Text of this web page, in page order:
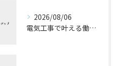
2026/08/06
電気工事で叶える働きやすい環境とキャリア形成